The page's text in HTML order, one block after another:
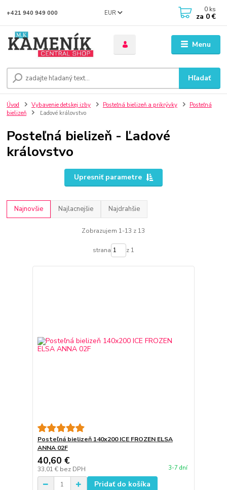
Menu
EUR
Hľadať
+421 940 949 000 0 ks
za 0 €
Úvod Vybavenie detskej izby Posteľná bielizeň a prikrývky
Posteľná
bielizeň
Ľadové královstvo
Posteľná bielizeň - Ľadové
královstvo
Upresniť parametre
Najnovšie Najlacnejšie Najdrahšie
Zobrazujem 1-13 z 13
strana z 1
Posteľná bielizeň 140x200 ICE FROZEN ELSA
ANNA 02F
40,60 €
33,01 € bez DPH 3-7 dní
Pridať do košíka